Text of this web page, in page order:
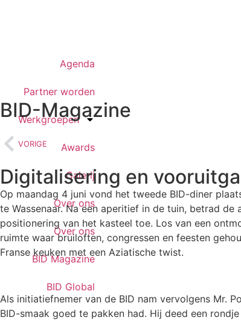
Agenda
Partner worden
Werkgroepen
Awards
Galerij
Over ons
Over ons
BID Magazine
BID Global
BID-Magazine
VORIGE
Digitalisering en
Op maandag 4 juni vond het tweede BID-diner
te Wassenaar. Na een aperitief in de tuin, betrad
positionering van het kasteel toe. Los van een
ruimte waar bruiloften, congressen en feesten
Franse keuken met een Aziatische twist.
Als initiatiefnemer van de BID nam vervolgens Mr.
BID-smaak goed te pakken had. Hij deed een